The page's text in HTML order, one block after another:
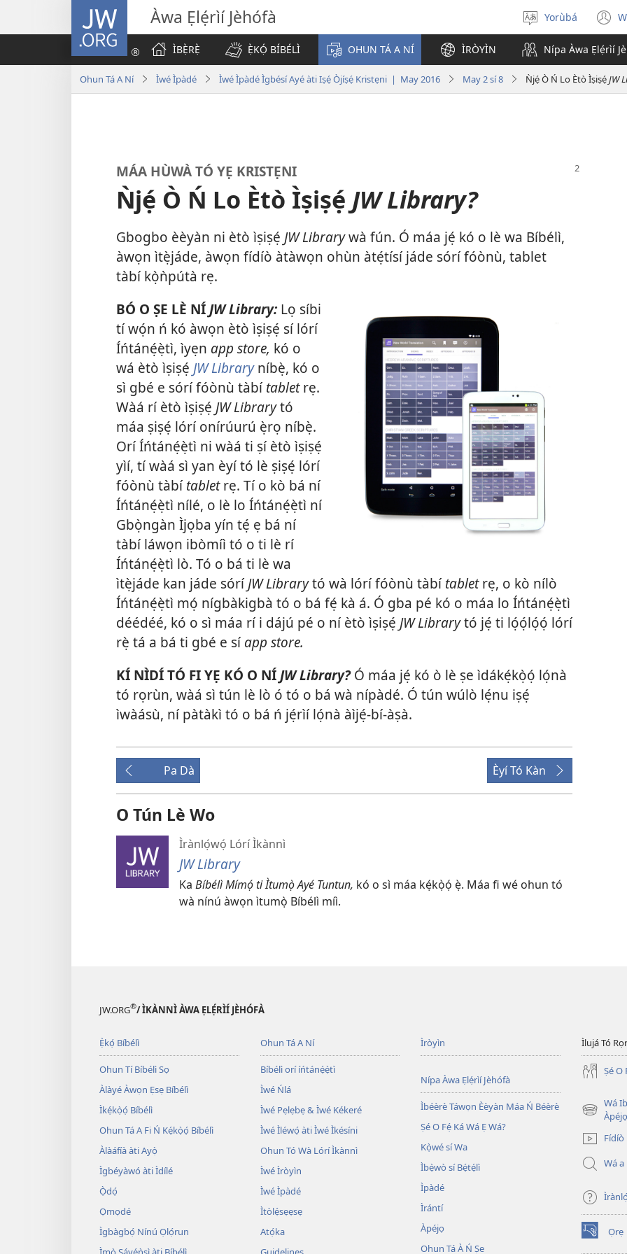
JW.ORG Àwa Ẹlẹ́rìí Jèhófà
Yan
èdè
Yorùbá
ÌBẸ̀RẸ̀
Ẹ̀KỌ́ BÍBÉLÌ OHUN TÁ A NÍ ÌRÒYÌN Nípa Àwa Ẹlẹ́rìí
Ohun Tá A Ní Ìwé Ìpàdé Ìwé Ìpàdé Ìgbésí Ayé àti Iṣẹ́ Òjíṣẹ́ Kristẹni | May 2016 May 2 sí 8 Ǹjẹ́ Ò Ń Lo Ètò Ìṣiṣẹ́ JW
MÁA HÙWÀ TÓ YẸ KRISTẸNI
Ǹjẹ́ Ò Ń Lo Ètò Ìṣiṣẹ́ JW Library?
Gbogbo èèyàn ni ètò ìṣiṣẹ́ JW Librarywà fún. Ó máa jẹ́ kó o lè wa Bíbélì,
àwọn ìtẹ̀jáde, àwọn fídíò àtàwọn ohùn àtẹ́tísí jáde sórí fóònù, tablet
tàbí kọ̀ǹpútà rẹ.
BÓ O ṢE LÈ NÍJW Library:Lọ síbi
tí wọ́n ń kó àwọn ètò ìṣiṣẹ́ sí lórí
Íńtánẹ́ẹ̀tì, ìyẹn app store, kó o
wá ètò ìṣiṣẹ́ JW Libraryníbẹ̀, kó o
sì gbé e sórí fóònù tàbí tabletrẹ.
Wàá rí ètò ìṣiṣẹ́ JW Librarytó
máa ṣiṣẹ́ lórí onírúurú ẹ̀rọ níbẹ̀.
Orí Íńtánẹ́ẹ̀tì ni wàá ti ṣí ètò ìṣiṣẹ́
yìí, tí wàá sì yan èyí tó lè ṣiṣẹ́ lórí
fóònù tàbí tabletrẹ. Tí o kò bá ní
Íńtánẹ́ẹ̀tì nílé, o lè lo Íńtánẹ́ẹ̀tì ní
Gbọ̀ngàn Ìjọba yín tẹ́ ẹ bá ní
tàbí láwọn ibòmíì tó o ti lè rí
Íńtánẹ́ẹ̀tì lò. Tó o bá ti lè wa
ìtẹ̀jáde kan jáde sórí JW Librarytó wà lórí fóònù tàbí tabletrẹ, o kò nílò
Íńtánẹ́ẹ̀tì mọ́ nígbàkigbà tó o bá fẹ́ kà á. Ó gba pé kó o máa lo Íńtánẹ́ẹ̀tì
déédéé, kó o sì máa rí i dájú pé o ní ètò ìṣiṣẹ́ JW Librarytó jẹ́ ti lọ́ọ́lọ́ọ́ lórí
rẹ̀ tá a bá ti gbé e sí app store.
KÍ NÌDÍ TÓ FI YẸ KÓ O NÍJW Library?Ó máa jẹ́ kó ò lè ṣe ìdákẹ́kọ̀ọ́ lọ́nà
tó rọrùn, wàá sì tún lè lò ó tó o bá wà nípàdé. Ó tún wúlò lẹ́nu iṣẹ́
ìwàásù, ní pàtàkì tó o bá ń jẹ́rìí lọ́nà àìjẹ́-bí-àṣà.
Pa Dà Èyí Tó Kàn
O Tún Lè Wo
Ìrànlọ́wọ́ Lórí Ìkànnì
JW Library
Ka Bíbélì Mímọ́ ti Ìtumọ̀ Ayé Tuntun, kó o sì máa kẹ́kọ̀ọ́ ẹ̀. Máa fi wé ohun tó
wà nínú àwọn ìtumọ̀ Bíbélì míì.
JW.ORG®/ ÌKÀNNÌ ÀWA ẸLẸ́RÌÍ JÈHÓFÀ
Ẹ̀kọ́ Bíbélì
Ohun Tí Bíbélì Sọ
Àlàyé Àwọn Ẹsẹ Bíbélì
Ìkẹ́kọ̀ọ́ Bíbélì
Ohun Tá A Fi Ń Kẹ́kọ̀ọ́ Bíbélì
Àlàáfíà àti Ayọ̀
Ìgbéyàwó àti Ìdílé
Ọ̀dọ́
Ọmọdé
Ìgbàgbọ́ Nínú Ọlọ́run
Ohun Tá A Ní
Bíbélì orí íńtánẹ́ẹ̀tì
Ìwé Ńlá
Ìwé Pẹlẹbẹ & Ìwé Kékeré
Ìwé Ìléwọ́ àti Ìwé Ìkésíni
Ohun Tó Wà Lórí Ìkànnì
Ìwé Ìròyìn
Ìwé Ìpàdé
Ìtòlẹ́sẹẹsẹ
Atọ́ka
Ìròyìn
Nípa Àwa Ẹlẹ́rìí Jèhófà
Ìbéèrè Táwọn Èèyàn Máa Ń Béèrè
Ṣé O Fẹ́ Ká Wá Ẹ Wá?
Kọ̀wé sí Wa
Ìbẹ̀wò sí Bẹ́tẹ́lì
Ìpàdé
Ìrántí
Àpéjọ
Ohun Tá À Ń Ṣe
Ìlujá Tó
Ṣé O
Wá
(opens
window)
Fídíò
Wá a
Ọrẹ
(opens
new